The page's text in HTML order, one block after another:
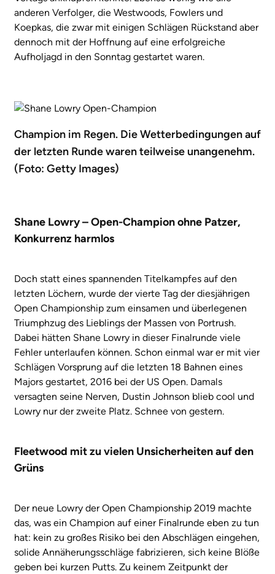
anderen Verfolger, die Westwoods, Fowlers und
Koepkas, die zwar mit einigen Schlägen Rückstand aber
dennoch mit der Hoffnung auf eine erfolgreiche
Aufholjagd in den Sonntag gestartet waren.
Champion im Regen. Die Wetterbedingungen auf
der letzten Runde waren teilweise unangenehm.
(Foto: Getty Images)
Shane Lowry – Open-Champion ohne Patzer,
Konkurrenz harmlos
Doch statt eines spannenden Titelkampfes auf den
letzten Löchern, wurde der vierte Tag der diesjährigen
Open Championship zum einsamen und überlegenen
Triumphzug des Lieblings der Massen von Portrush.
Dabei hätten Shane Lowry in dieser Finalrunde viele
Fehler unterlaufen können. Schon einmal war er mit vier
Schlägen Vorsprung auf die letzten 18 Bahnen eines
Majors gestartet, 2016 bei der US Open. Damals
versagten seine Nerven, Dustin Johnson blieb cool und
Lowry nur der zweite Platz. Schnee von gestern.
Fleetwood mit zu vielen Unsicherheiten auf den
Grüns
Der neue Lowry der Open Championship 2019 machte
das, was ein Champion auf einer Finalrunde eben zu tun
hat: kein zu großes Risiko bei den Abschlägen eingehen,
solide Annäherungsschläge fabrizieren, sich keine Blöße
geben bei kurzen Putts. Zu keinem Zeitpunkt der